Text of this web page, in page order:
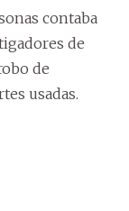
contaba
de
de
usadas.